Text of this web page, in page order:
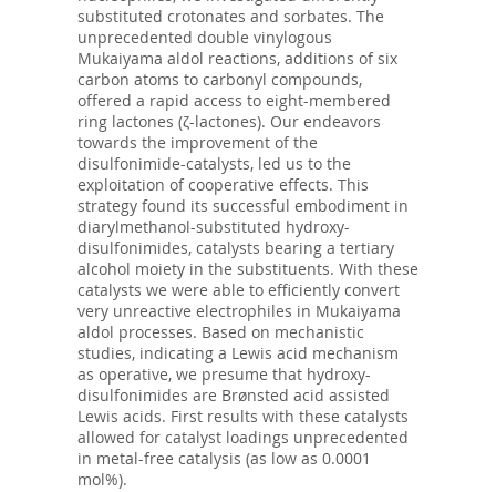
substituted crotonates and sorbates. The
unprecedented double vinylogous
Mukaiyama aldol reactions, additions of six
carbon atoms to carbonyl compounds,
offered a rapid access to eight-membered
ring lactones (ζ-lactones). Our endeavors
towards the improvement of the
disulfonimide-catalysts, led us to the
exploitation of cooperative effects. This
strategy found its successful embodiment in
diarylmethanol-substituted hydroxy-
disulfonimides, catalysts bearing a tertiary
alcohol moiety in the substituents. With these
catalysts we were able to efficiently convert
very unreactive electrophiles in Mukaiyama
aldol processes. Based on mechanistic
studies, indicating a Lewis acid mechanism
as operative, we presume that hydroxy-
disulfonimides are Brønsted acid assisted
Lewis acids. First results with these catalysts
allowed for catalyst loadings unprecedented
in metal-free catalysis (as low as 0.0001
mol%).